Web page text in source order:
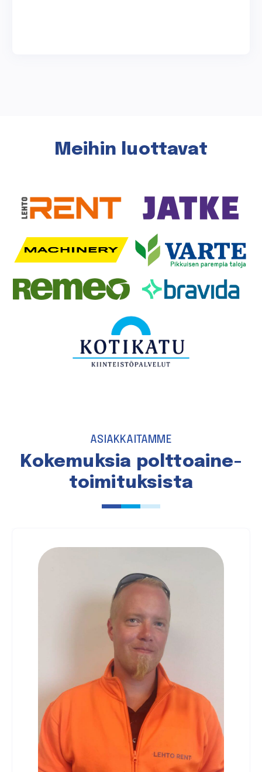
Meihin luottavat
ASIAKKAITAMME
Kokemuksia polttoaine­
toimituksista